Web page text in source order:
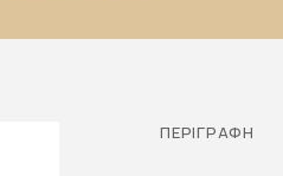
ΠΕΡΙΓΡΑΦΉ